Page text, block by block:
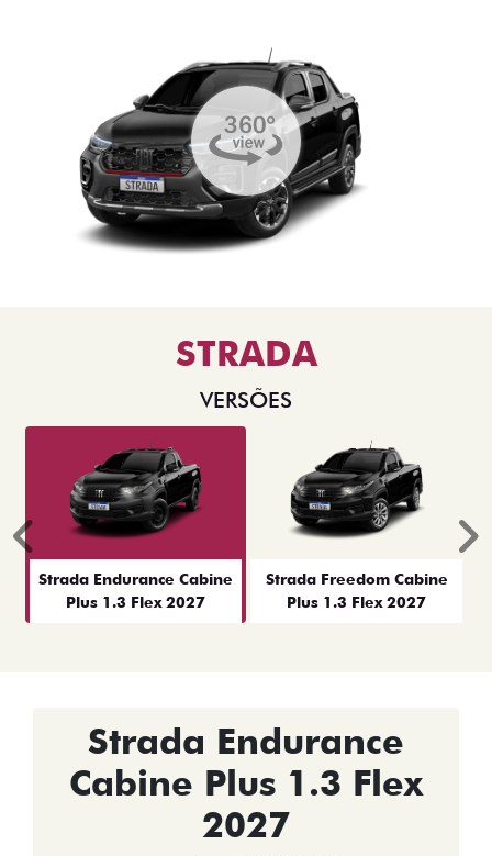
STRADA
VERSÕES
Strada Endurance Cabine
Plus 1.3 Flex 2027
Strada Freedom Cabine
Plus 1.3 Flex 2027
Anterior
Strada Endurance
Cabine Plus 1.3 Flex
2027